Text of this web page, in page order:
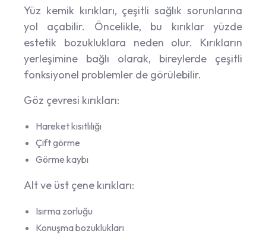
Yüz kemik kırıkları, çeşitli sağlık sorunlarına
yol açabilir. Öncelikle, bu kırıklar yüzde
estetik bozukluklara neden olur. Kırıkların
yerleşimine bağlı olarak, bireylerde çeşitli
fonksiyonel problemler de görülebilir.
Göz çevresi kırıkları:
Hareket kısıtlılığı
Çift görme
Görme kaybı
Alt ve üst çene kırıkları:
Isırma zorluğu
Konuşma bozuklukları